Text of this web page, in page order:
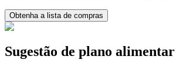
Obtenha a lista de compras
Sugestão de plano alimentar